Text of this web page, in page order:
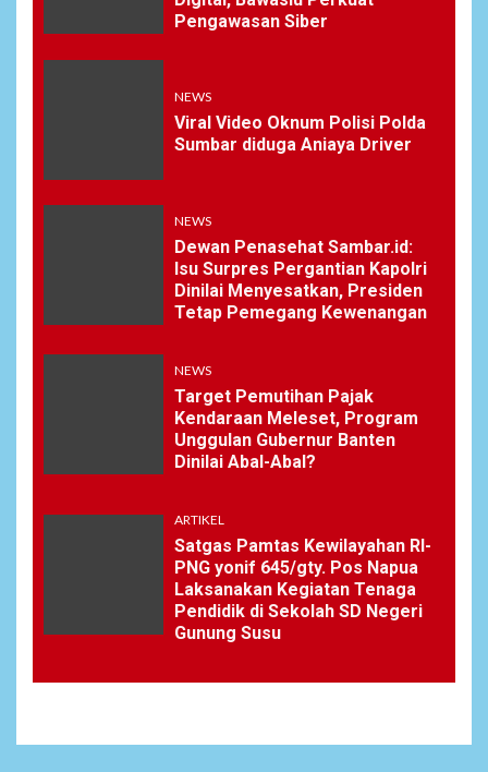
Pengawasan Siber
NEWS
Viral Video Oknum Polisi Polda
Sumbar diduga Aniaya Driver
NEWS
Dewan Penasehat Sambar.id:
Isu Surpres Pergantian Kapolri
Dinilai Menyesatkan, Presiden
Tetap Pemegang Kewenangan
NEWS
Target Pemutihan Pajak
Kendaraan Meleset, Program
Unggulan Gubernur Banten
Dinilai Abal-Abal?
ARTIKEL
Satgas Pamtas Kewilayahan RI-
PNG yonif 645/gty. Pos Napua
Laksanakan Kegiatan Tenaga
Pendidik di Sekolah SD Negeri
Gunung Susu